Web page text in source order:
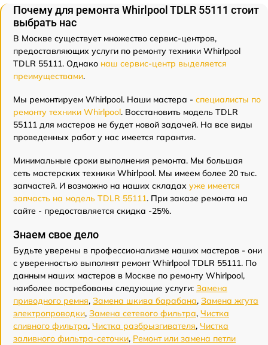
Почему для ремонта Whirlpool TDLR 55111 стоит
выбрать нас
В Москве существует множество сервис-центров,
предоставляющих услуги по ремонту техники Whirlpool
TDLR 55111. Однако наш сервис-центр выделяется
преимуществами.
Мы ремонтируем Whirlpool. Наши мастера - специалисты по
ремонту техники Whirlpool. Восстановить модель TDLR
55111 для мастеров не будет новой задачей. На все виды
проведенных работ у нас имеется гарантия.
Минимальные сроки выполнения ремонта. Мы большая
сеть мастерских техники Whirlpool. Мы имеем более 20 тыс.
запчастей. И возможно на наших складах уже имеется
запчасть на модель TDLR 55111. При заказе ремонта на
сайте - предоставляется скидка -25%.
Знаем свое дело
Будьте уверены в профессионализме наших мастеров - они
с уверенностью выполнят ремонт Whirlpool TDLR 55111. По
данным наших мастеров в Москве по ремонту Whirlpool,
наиболее востребованы следующие услуги: Замена
приводного ремня, Замена шкива барабана, Замена жгута
электропроводки, Замена сетевого фильтра, Чистка
сливного фильтра, Чистка разбрызгивателя, Чистка
заливного фильтра-сеточки, Ремонт или замена петли